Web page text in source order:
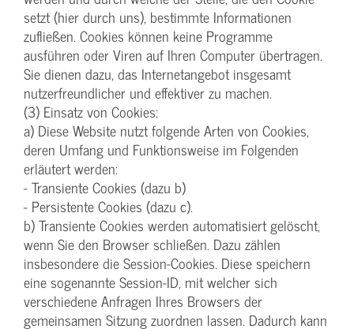
setzt (hier durch uns), bestimmte Informationen
zufließen. Cookies können keine Programme
ausführen oder Viren auf Ihren Computer übertragen.
Sie dienen dazu, das Internetangebot insgesamt
nutzerfreundlicher und effektiver zu machen.
(3) Einsatz von Cookies:
a) Diese Website nutzt folgende Arten von Cookies,
deren Umfang und Funktionsweise im Folgenden
erläutert werden:
- Transiente Cookies (dazu b)
- Persistente Cookies (dazu c).
b) Transiente Cookies werden automatisiert gelöscht,
wenn Sie den Browser schließen. Dazu zählen
insbesondere die Session-Cookies. Diese speichern
eine sogenannte Session-ID, mit welcher sich
verschiedene Anfragen Ihres Browsers der
gemeinsamen Sitzung zuordnen lassen. Dadurch kann